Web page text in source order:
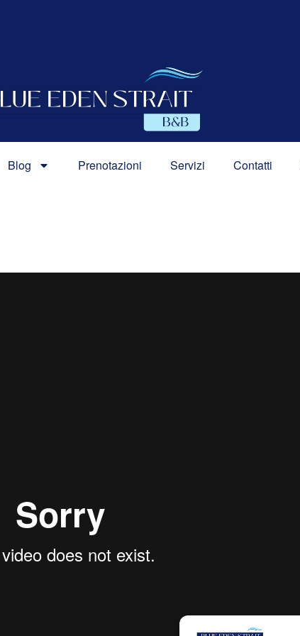
Blog Prenotazioni Servizi Contatti